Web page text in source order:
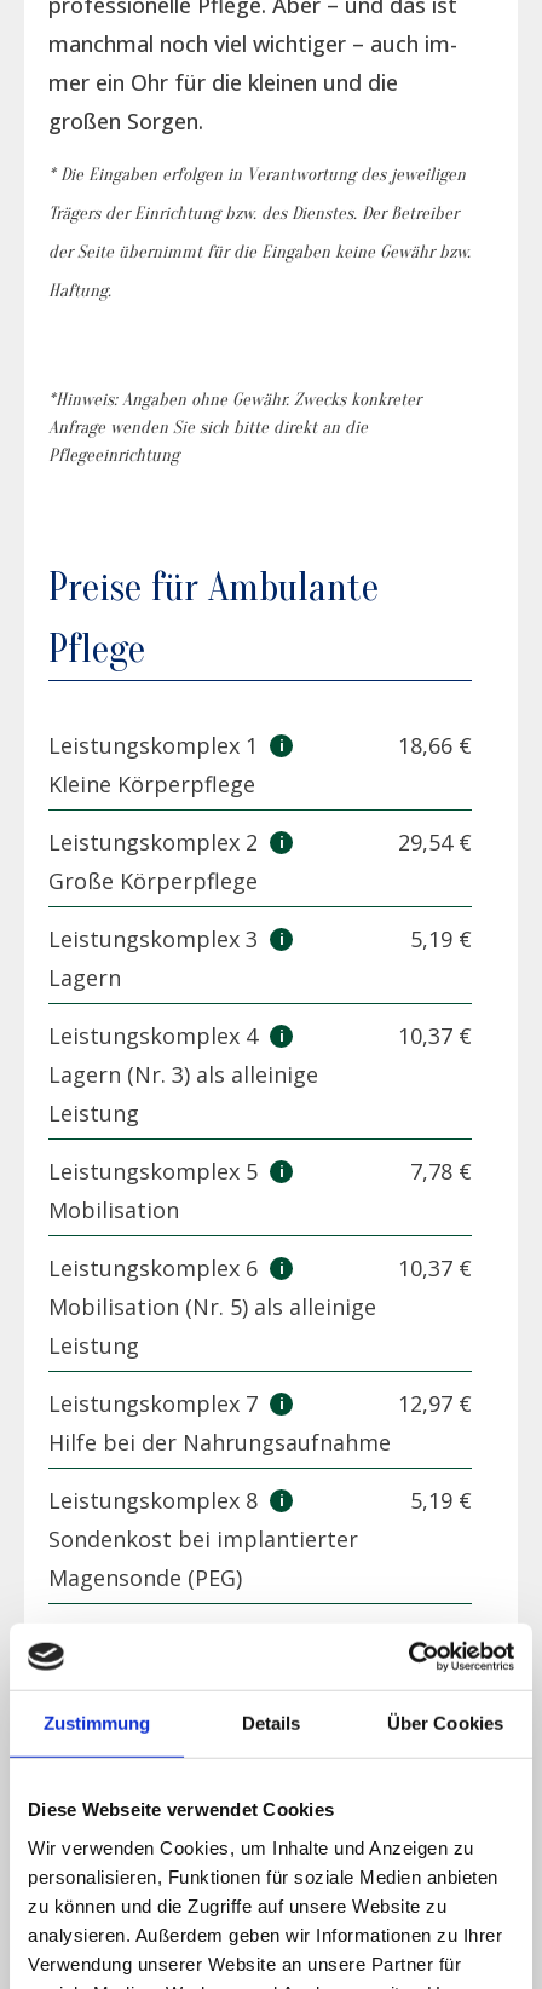
Zustimmung Details Über Cookies
Diese Webseite verwendet Cookies
Wir verwenden Cookies, um Inhalte und Anzeigen zu
personalisieren, Funktionen für soziale Medien anbieten
zu können und die Zugriffe auf unsere Website zu
analysieren. Außerdem geben wir Informationen zu Ihrer
Verwendung unserer Website an unsere Partner für
manchmal noch viel wichtiger – auch im­
mer ein Ohr für die kleinen und die
großen Sorgen.
* Die Eingaben erfolgen in Verantwortung des jeweiligen
Trägers der Einrichtung bzw. des Dienstes. Der Betreiber
der Seite übernimmt für die Eingaben keine Gewähr bzw.
Haftung.
*Hinweis: Angaben ohne Gewähr. Zwecks konkreter
Anfrage wenden Sie sich bitte direkt an die
Pflegeeinrichtung
Preise für Ambulante
Pflege
Leistungskomplex 1
Kleine Körperpflege
18,66 €
Leistungskomplex 2
Große Körperpflege
29,54 €
Leistungskomplex 3
Lagern
5,19 €
Leistungskomplex 4
Lagern (Nr. 3) als alleinige
Leistung
10,37 €
Leistungskomplex 5
Mobilisation
7,78 €
Leistungskomplex 6
Mobilisation (Nr. 5) als alleinige
Leistung
10,37 €
Leistungskomplex 7
Hilfe bei der Nahrungsaufnahme
12,97 €
Leistungskomplex 8
Sondenkost bei implantierter
Magensonde (PEG)
5,19 €
Leistungskomplex 9
Hilfe bei der Ausscheidung
5,19 €
Leistungskomplex 10
alleinige Leistung
10,37 €
Leistungskomplex 11
Hilfestellung zum Verlassen und
Wiederaufsuchen der Wohnung
3,61 €